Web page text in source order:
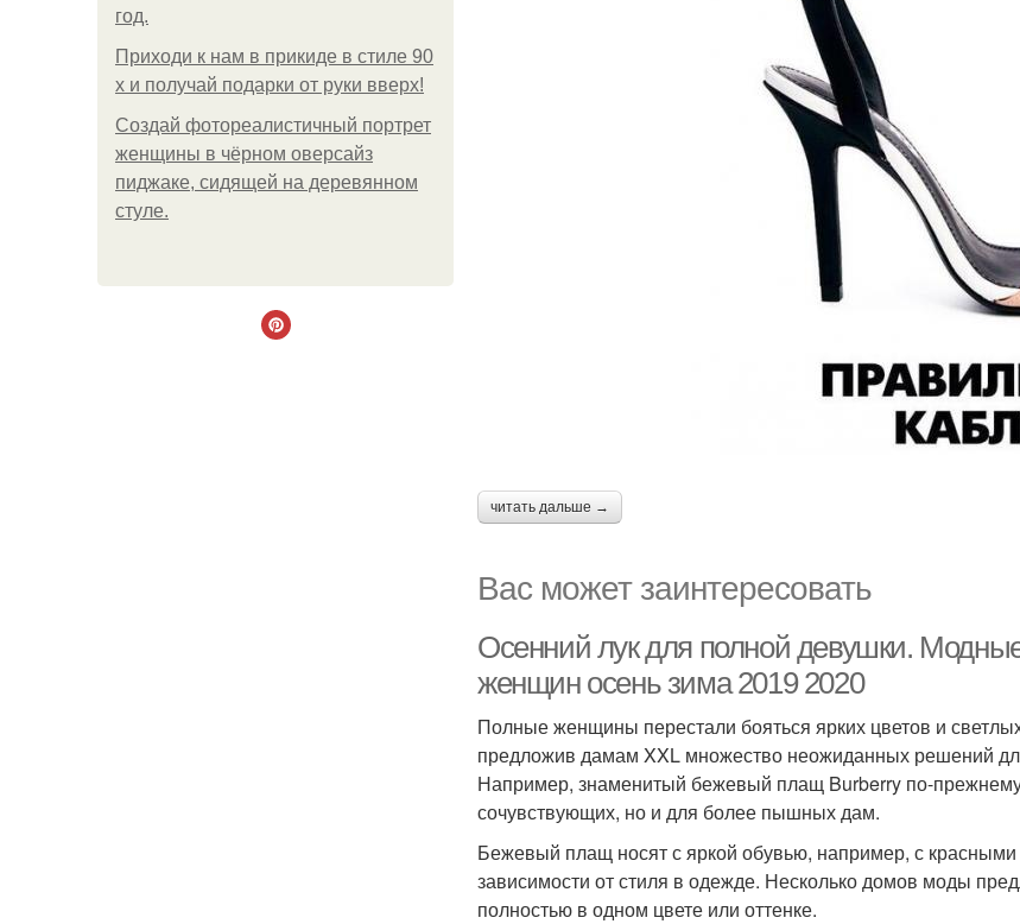
год.
Приходи к нам в прикиде в стиле 90
х и получай подарки от руки вверх!
Создай фотореалистичный портрет
женщины в чёрном оверсайз
пиджаке, сидящей на деревянном
стуле.
читать дальше →
Вас может заинтересовать
Осенний лук для полной девушки.
женщин осень зима 2019 2020
Полные женщины перестали бояться ярких цветов и
предложив дамам XXL множество неожиданных решений
Например, знаменитый бежевый плащ Burberry по-
сочувствующих, но и для более пышных дам.
Бежевый плащ носят с яркой обувью, например, с
зависимости от стиля в одежде. Несколько домов моды
полностью в одном цвете или оттенке.